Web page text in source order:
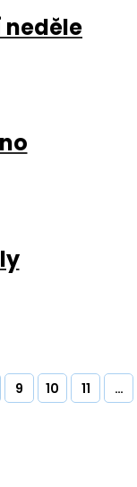
9 10 11
…